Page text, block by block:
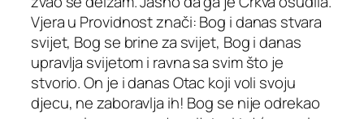
Vjera u Providnost znači: Bog i danas stvara
svijet, Bog se brine za svijet, Bog i danas
upravlja svijetom i ravna sa svim što je
stvorio. On je i danas Otac koji voli svoju
djecu, ne zaboravlja ih! Bog se nije odrekao